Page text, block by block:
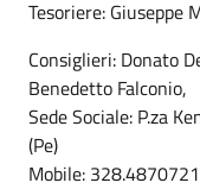
Tesoriere: Giuseppe
Consiglieri: Donato
Benedetto Falconio,
Sede Sociale: P.za
(Pe)
Mobile: 328.4870721